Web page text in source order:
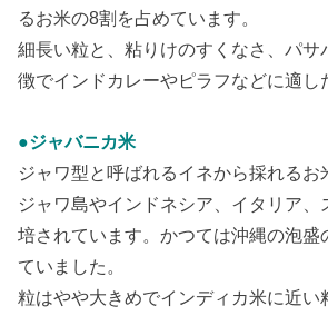
るお米の8割を占めています。
細長い粒と、粘りけのすくなさ、パサ
徴でインドカレーやピラフなどに適し
●ジャバニカ米
ジャワ型と呼ばれるイネから採れるお
ジャワ島やインドネシア、イタリア、
培されています。かつては沖縄の泡盛
ていました。
粒はやや大きめでインディカ米に近い